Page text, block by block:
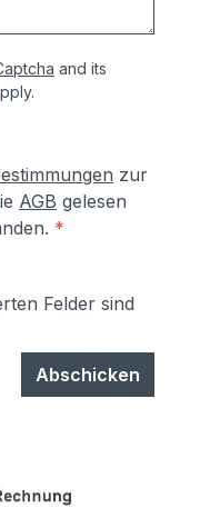
and its
zur
AGB gelesen
*
Felder sind
Abschicken